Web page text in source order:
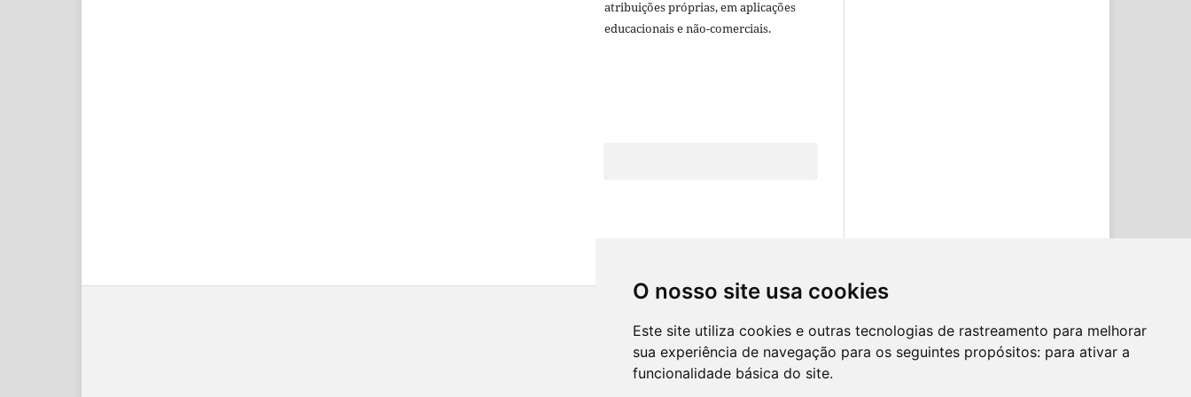
O nosso site usa cookies
Este site utiliza cookies e outras tecnologias de rastreamento para melhorar
sua experiência de navegação para os seguintes propósitos: para ativar a
funcionalidade básica do site.
atribuições próprias, em aplicações
educacionais e não-comerciais.